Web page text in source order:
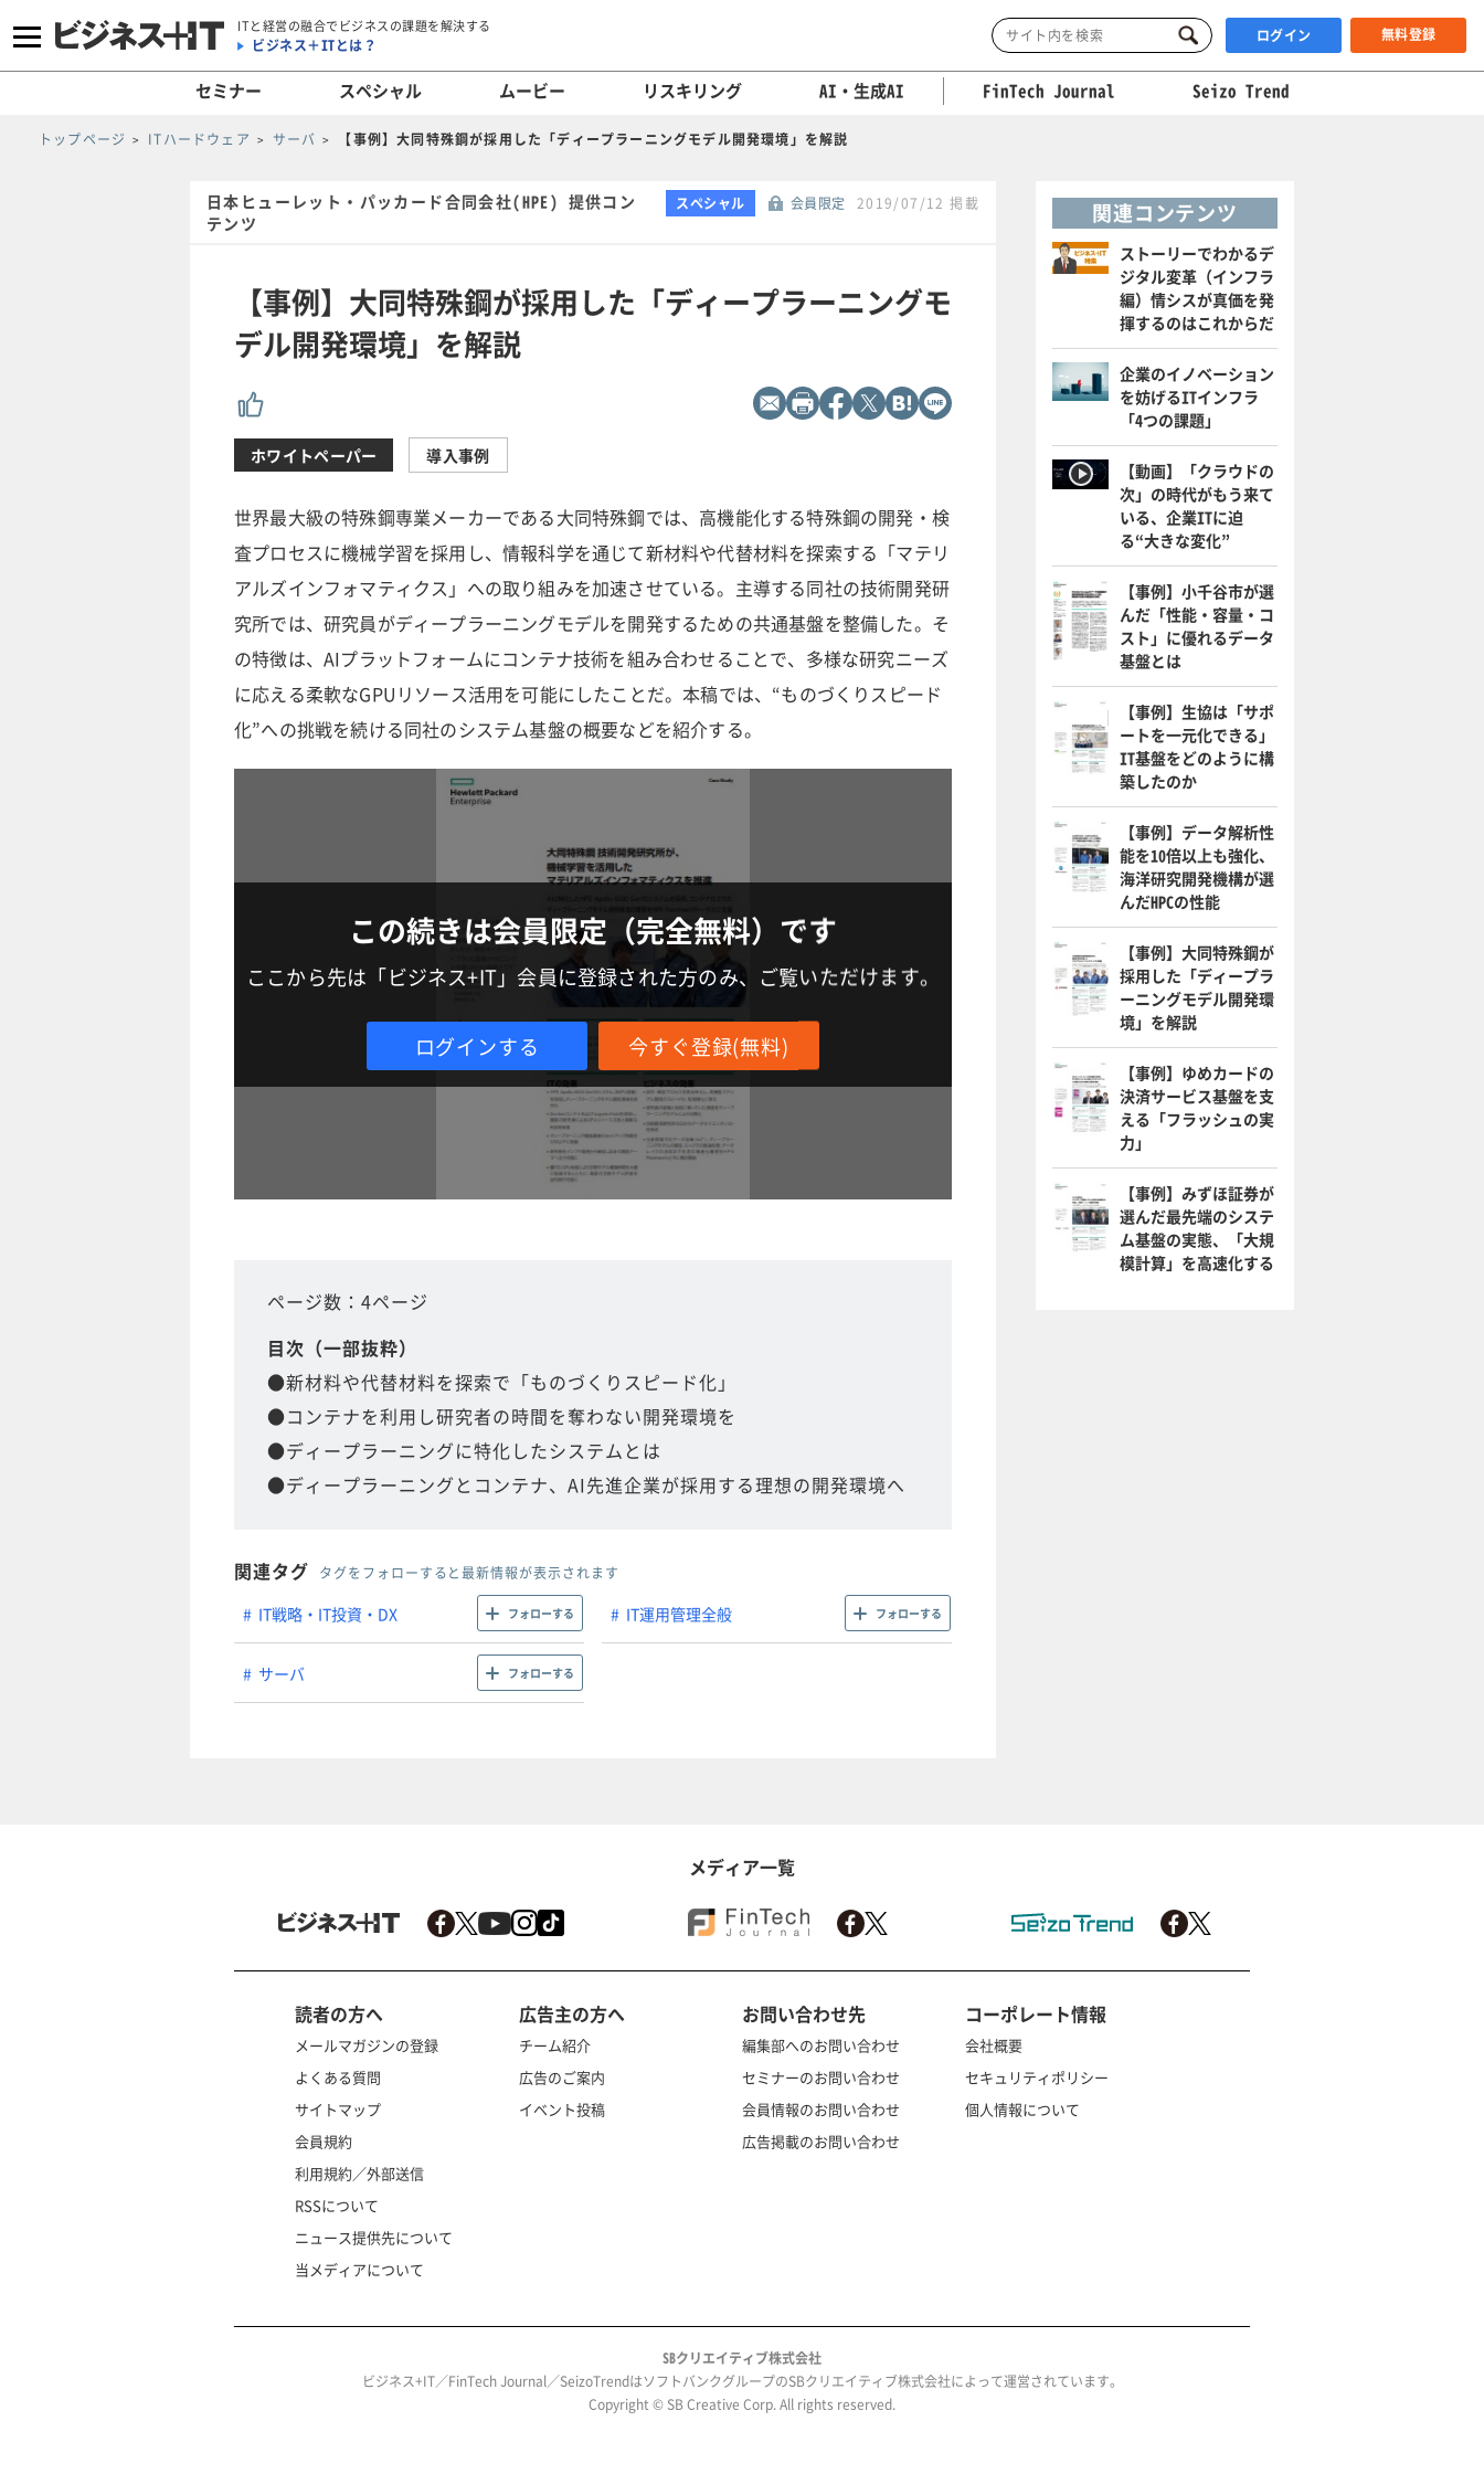
ITと経営の融合でビジネスの課題を解決する
ビジネス＋ITとは？ ログイン 無料登録
セミナー スペシャル ムービー リスキリング AI・生成AI FinTech Journal Seizo Trend
トップページ ITハードウェア サーバ 【事例】大同特殊鋼が採用した「ディープラーニングモデル開発環境」を解説
日本ヒューレット・パッカード合同会社(HPE) 提供コン
テンツ
スペシャル 会員限定 2019/07/12 掲載
【事例】大同特殊鋼が採用した「ディープラーニングモ
デル開発環境」を解説
ホワイトペーパー 導入事例
世界最大級の特殊鋼専業メーカーである大同特殊鋼では、高機能化する特殊鋼の開発・検
査プロセスに機械学習を採用し、情報科学を通じて新材料や代替材料を探索する「マテリ
アルズインフォマティクス」への取り組みを加速させている。主導する同社の技術開発研
究所では、研究員がディープラーニングモデルを開発するための共通基盤を整備した。そ
の特徴は、AIプラットフォームにコンテナ技術を組み合わせることで、多様な研究ニーズ
に応える柔軟なGPUリソース活用を可能にしたことだ。本稿では、“ものづくりスピード
化”への挑戦を続ける同社のシステム基盤の概要などを紹介する。
この続きは会員限定（完全無料）です
ここから先は「ビジネス+IT」会員に登録された方のみ、ご覧いただけます。
ログインする 今すぐ登録(無料)
ページ数：4ページ
目次（一部抜粋）
●新材料や代替材料を探索で「ものづくりスピード化」
●コンテナを利用し研究者の時間を奪わない開発環境を
●ディープラーニングに特化したシステムとは
●ディープラーニングとコンテナ、AI先進企業が採用する理想の開発環境へ
関連タグ タグをフォローすると最新情報が表示されます
IT戦略・IT投資・DX フォローする IT運用管理全般 フォローする
サーバ フォローする
関連コンテンツ
ストーリーでわかるデ
ジタル変革（インフラ
編）情シスが真価を発
揮するのはこれからだ
企業のイノベーション
を妨げるITインフラ
「4つの課題」
【動画】「クラウドの
次」の時代がもう来て
いる、企業ITに迫
る“大きな変化”
【事例】小千谷市が選
んだ「性能・容量・コ
スト」に優れるデータ
基盤とは
【事例】生協は「サポ
ートを一元化できる」
IT基盤をどのように構
築したのか
【事例】データ解析性
能を10倍以上も強化、
海洋研究開発機構が選
んだHPCの性能
【事例】大同特殊鋼が
採用した「ディープラ
ーニングモデル開発環
境」を解説
【事例】ゆめカードの
決済サービス基盤を支
える「フラッシュの実
力」
【事例】みずほ証券が
選んだ最先端のシステ
ム基盤の実態、「大規
模計算」を高速化する
メディア一覧
読者の方へ
メールマガジンの登録
よくある質問
サイトマップ
会員規約
利用規約／外部送信
RSSについて
ニュース提供先について
当メディアについて
広告主の方へ
チーム紹介
広告のご案内
イベント投稿
お問い合わせ先
編集部へのお問い合わせ
セミナーのお問い合わせ
会員情報のお問い合わせ
広告掲載のお問い合わせ
コーポレート情報
会社概要
セキュリティポリシー
個人情報について
SBクリエイティブ株式会社
ビジネス+IT／FinTech Journal／SeizoTrendはソフトバンクグループのSBクリエイティブ株式会社によって運営されています。
Copyright © SB Creative Corp. All rights reserved.